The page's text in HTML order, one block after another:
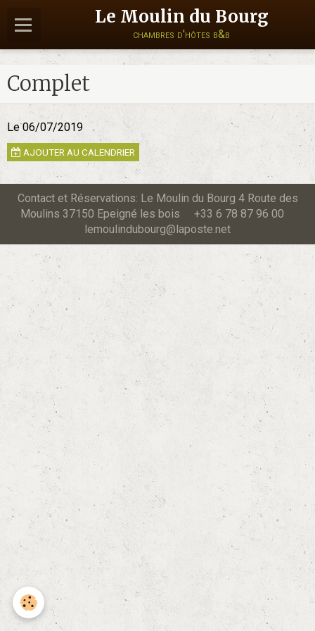
Le Moulin du Bourg
chambres d'hôtes b&b
Complet
Le 06/07/2019
AJOUTER AU CALENDRIER
Contact et Réservations: Le Moulin du Bourg 4 Route des
Moulins 37150 Epeigné les bois +33 6 78 87 96 00
lemoulindubourg@laposte.net